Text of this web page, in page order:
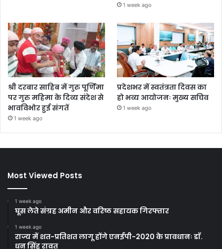
1 week ago
श्री दरबार साहिब में गुरु पूर्णिमा
पर गुरु महिमा के दिव्य संदेश से
भावविभोर हुई संगतें
1 week ago
प्रदेशभर में स्वतंत्रता दिवस का
हो भव्य आयोजनः मुख्य सचिव
1 week ago
Most Viewed Posts
1 week ago
घूस लेते संग्रह अमीन और वरिष्ठ सहायक गिरफ्तार
1 week ago
राज्य में शत-प्रतिशत लागू होंगे एनईपी-2020 के प्रावधानः डाॅ.
धन सिंह रावत